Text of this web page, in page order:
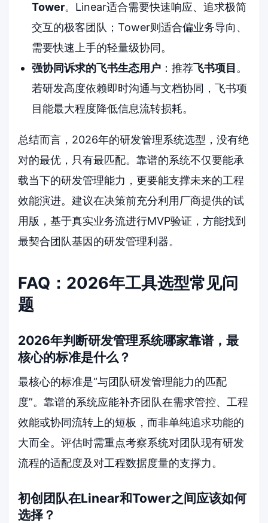
Tower。Linear适合需要快速响应、追求极简
交互的极客团队；Tower则适合偏业务导向、
需要快速上手的轻量级协同。
强协同诉求的飞书生态用户：推荐飞书项目 。
若研发高度依赖即时沟通与文档协同，飞书项
目能最大程度降低信息流转损耗。
总结而言，2026年的研发管理系统选型，没有绝
对的最优，只有最匹配。靠谱的系统不仅要能承
载当下的研发管理能力，更要能支撑未来的工程
效能演进。建议在决策前充分利用厂商提供的试
用版，基于真实业务流进行MVP验证，方能找到
最契合团队基因的研发管理利器。
FAQ：2026年工具选型常见问
题
2026年判断研发管理系统哪家靠谱，最
核心的标准是什么？
最核心的标准是“与团队研发管理能力的匹配
度”。靠谱的系统应能补齐团队在需求管控、工程
效能或协同流转上的短板，而非单纯追求功能的
大而全。评估时需重点考察系统对团队现有研发
流程的适配度及对工程数据度量的支撑力。
初创团队在Linear和Tower之间应该如何
选择？